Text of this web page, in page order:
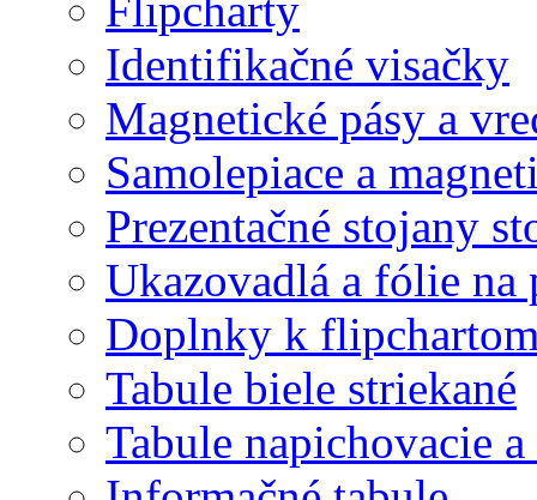
Identifikačné visačky
Magnetické pásy a
Samolepiace a
Prezentačné stojany
Ukazovadlá a fólie na
Doplnky k
Tabule biele striekané
Tabule napichovacie